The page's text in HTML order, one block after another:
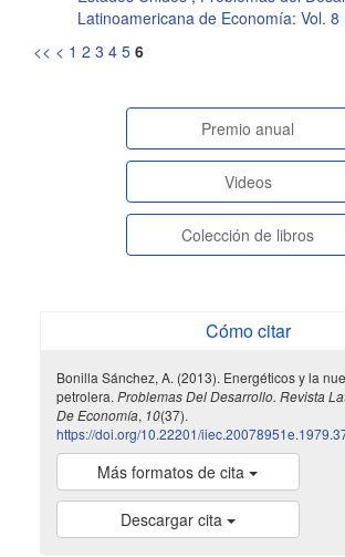
Latinoamericana de Economía: Vol.
<< < 1 2 3 4 5 6
Premio anual
Videos
Colección de libros
Cómo citar
Bonilla Sánchez, A. (2013). Energéticos y la
petrolera. Problemas Del Desarrollo. Revista
De Economía, 10(37).
https://doi.org/10.22201/
Más formatos de cita
Descargar cita